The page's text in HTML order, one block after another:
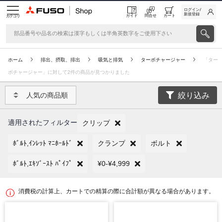
カテゴリ ガイド 問合せ カート
ログイン/
新規登録
ホーム 排出、摂取、排出 吸気と排気 ターボチャージャー 「ター
ボチャージャー」に対して2件の商品が見つかりました
人気の商品順 絞り込み
適用されたフィルター クリップ
ﾎﾞﾙﾄ,ｲﾝﾚｯﾄ ﾏﾆﾎｰﾙﾄﾞ クランプ ボルト
ﾎﾞﾙﾄ,ｴｷｿﾞｰｽﾄ ﾊﾟｲﾌﾟ ¥0-¥4,999
消費税の計算上、カートでの精算の際に合計額が異なる場合があります。